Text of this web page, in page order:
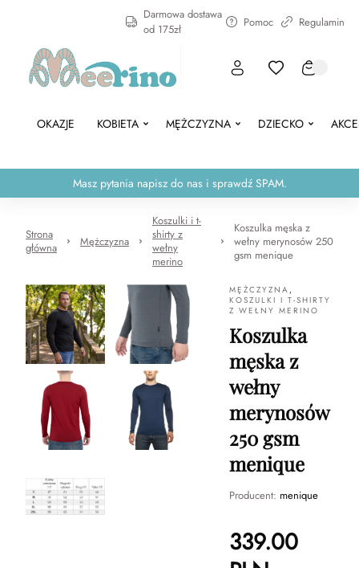
Darmowa dostawa
od 175zł
Pomoc Regulamin
OKAZJE KOBIETA MĘŻCZYZNA DZIECKO
Masz pytania napisz do nas i sprawdź SPAM.
Strona
główna
Mężczyzna
Koszulki i t-
shirty z
wełny
merino
Koszulka męska z
wełny merynosów 250
gsm menique
MĘŻCZYZNA ,
KOSZULKI I T-SHIRTY
Z WEŁNY MERINO
Koszulka
męska z
wełny
merynosów
250 gsm
menique
Producent: menique
339.00